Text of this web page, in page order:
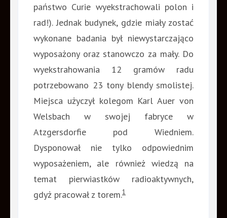
państwo Curie wyekstrachowali polon i
rad!). Jednak budynek, gdzie miały zostać
wykonane badania był niewystarczająco
wyposażony oraz stanowczo za mały. Do
wyekstrahowania 12 gramów radu
potrzebowano 23 tony blendy smolistej.
Miejsca użyczył kolegom Karl Auer von
Welsbach w swojej fabryce w
Atzgersdorfie pod Wiedniem.
Dysponował nie tylko odpowiednim
wyposażeniem, ale również wiedzą na
temat pierwiastków radioaktywnych,
gdyż pracował z torem.1